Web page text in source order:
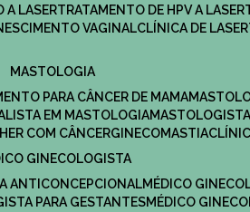
A LASER TRATAMENTO DE HPV A LASER
VAGINAL
CLÍNICA DE
MASTOLOGIA
PARA CÂNCER DE MAMA
EM MASTOLOGIA
COM CÂNCER GINECOMASTIA
GINECOLOGISTA
ANTICONCEPCIONAL
MÉDICO
PARA GESTANTES
MÉDICO